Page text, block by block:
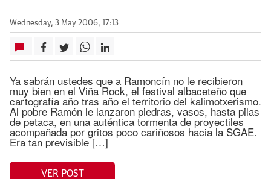
Wednesday, 3 May 2006, 17:13
Ya sabrán ustedes que a Ramoncín no le recibieron
muy bien en el Viña Rock, el festival albaceteño que
cartografía año tras año el territorio del kalimotxerismo.
Al pobre Ramón le lanzaron piedras, vasos, hasta pilas
de petaca, en una auténtica tormenta de proyectiles
acompañada por gritos poco cariñosos hacia la SGAE.
Era tan previsible […]
VER POST